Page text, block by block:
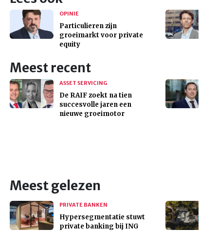
OPINIE
Particulieren zijn
groeimarkt voor private
equity
Meest recent
ASSET SERVICING
De RAIF zoekt na tien
succesvolle jaren een
nieuwe groeimotor
Meest gelezen
PRIVATE BANKEN
Hypersegmentatie stuwt
private banking bij ING